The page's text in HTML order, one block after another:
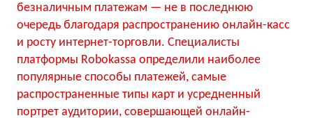
безналичным платежам — не в последнюю
очередь благодаря распространению онлайн-касс
и росту интернет-торговли. Специалисты
платформы Robokassa определили наиболее
популярные способы платежей, самые
распространенные типы карт и усредненный
портрет аудитории, совершающей онлайн-